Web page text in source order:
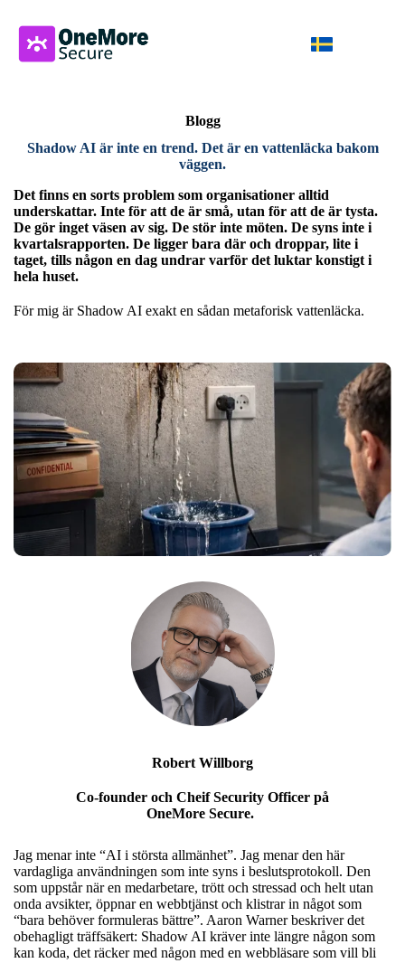
Blogg
Shadow AI är inte en trend. Det är en vattenläcka bakom
väggen.
Det finns en sorts problem som organisationer alltid
underskattar. Inte för att de är små, utan för att de är tysta.
De gör inget väsen av sig. De stör inte möten. De syns inte i
kvartalsrapporten. De ligger bara där och droppar, lite i
taget, tills någon en dag undrar varför det luktar konstigt i
hela huset.
För mig är Shadow AI exakt en sådan metaforisk vattenläcka.
Robert Willborg
Co-founder och Cheif Security Officer på
OneMore Secure.
Jag menar inte “AI i största allmänhet”. Jag menar den här
vardagliga användningen som inte syns i beslutsprotokoll. Den
som uppstår när en medarbetare, trött och stressad och helt utan
onda avsikter, öppnar en webbtjänst och klistrar in något som
“bara behöver formuleras bättre”. Aaron Warner beskriver det
obehagligt träffsäkert: Shadow AI kräver inte längre någon som
kan koda, det räcker med någon med en webbläsare som vill bli